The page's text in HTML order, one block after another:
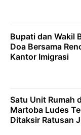
Bupati dan Wakil
Doa Bersama
Kantor Imigrasi
Satu Unit Rumah
Martoba Ludes
Ditaksir Ratusan